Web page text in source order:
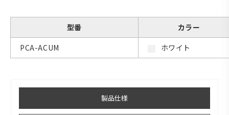
型番
カラー
PCA-ACUM
ホワイト
製品仕様